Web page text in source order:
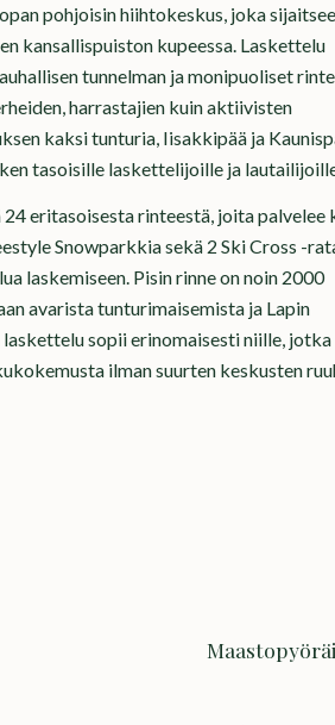
pohjoisin hiihtokeskus, joka sijaitsee
kansallispuiston kupeessa. Laskettelu
tunnelman ja monipuoliset
harrastajien kuin aktiivisten
kaksi tunturia, Iisakkipää ja
tasoisille laskettelijoille ja
eritasoisesta rinteestä, joita palvelee
Snowparkkia sekä 2 Ski Cross -
laskemiseen. Pisin rinne on noin 2000
avarista tunturimaisemista ja Lapin
sopii erinomaisesti niille, jotka
ilman suurten keskusten